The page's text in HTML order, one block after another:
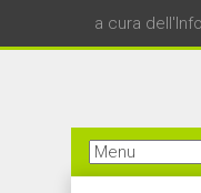
a cura